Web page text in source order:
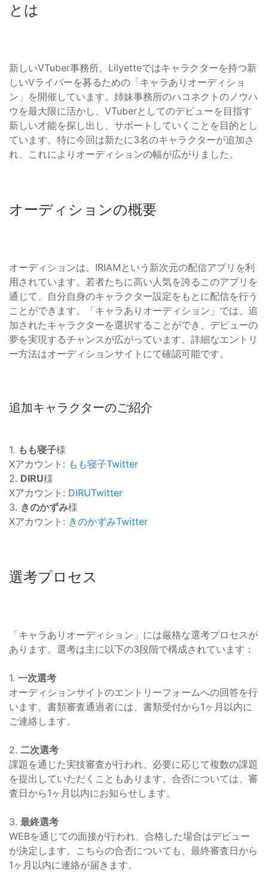
とは
新しいVTuber事務所、Lilyetteではキャラクターを持つ新
しいVライバーを募るための「キャラありオーディショ
ン」を開催しています。姉妹事務所のハコネクトのノウハ
ウを最大限に活かし、VTuberとしてのデビューを目指す
新しい才能を探し出し、サポートしていくことを目的とし
ています。特に今回は新たに3名のキャラクターが追加さ
れ、これによりオーディションの幅が広がりました。
オーディションの概要
オーディションは、IRIAMという新次元の配信アプリを利
用されています。若者たちに高い人気を誇るこのアプリを
通じて、自分自身のキャラクター設定をもとに配信を行う
ことができます。「キャラありオーディション」では、追
加されたキャラクターを選択することができ、デビューの
夢を実現するチャンスが広がっています。詳細なエントリ
ー方法はオーディションサイトにて確認可能です。
追加キャラクターのご紹介
1. もも寝子様
Xアカウント: もも寝子Twitter
2. DIRU様
Xアカウント: DIRUTwitter
3. きのかずみ様
Xアカウント: きのかずみTwitter
選考プロセス
「キャラありオーディション」には厳格な選考プロセスが
あります。選考は主に以下の3段階で構成されています：
1. 一次選考
オーディションサイトのエントリーフォームへの回答を行
います。書類審査通過者には、書類受付から1ヶ月以内に
ご連絡します。
2. 二次選考
課題を通じた実技審査が行われ、必要に応じて複数の課題
を提出していただくこともあります。合否については、審
査日から1ヶ月以内にお知らせします。
3. 最終選考
WEBを通じての面接が行われ、合格した場合はデビュー
が決定します。こちらの合否についても、最終審査日から
1ヶ月以内に連絡が届きます。